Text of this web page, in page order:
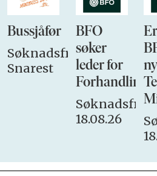
Bussjåfør
Søknadsfrist:
Snarest
BFO
søker
leder for
Søknadsfrist:
18.08.26